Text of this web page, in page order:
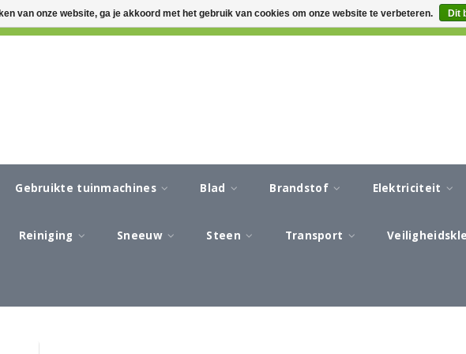
CIRCA 3-5 WERKDAGEN LEVERTIJD AFREKENEN IN EEN
Gebruikte tuinmachines Blad Brandstof Elektriciteit
Reiniging Sneeuw Steen Transport
van onze website, ga je akkoord met het gebruik van cookies om onze website te verbeteren. Dit